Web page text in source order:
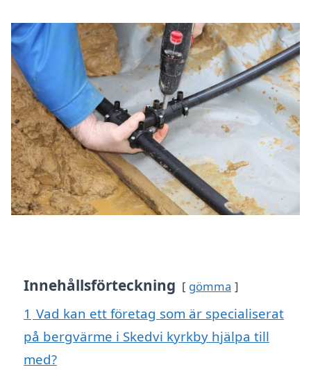
Innehållsförteckning gömma
1 Vad kan ett företag som är specialiserat
på bergvärme i Skedvi kyrkby hjälpa till
med?